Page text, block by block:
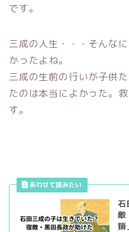
です。
三成の人生・・・そんな
かったよね。
三成の生前の行いが子供
たのは本当によかった。
す。
石
敵
鎖